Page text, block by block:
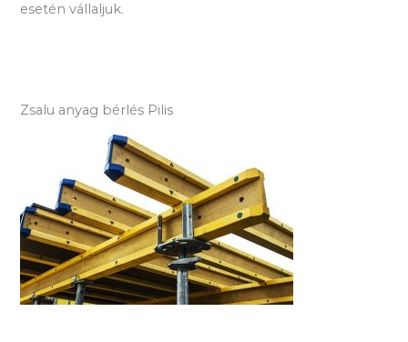
esetén vállaljuk.
Zsalu anyag bérlés Pilis